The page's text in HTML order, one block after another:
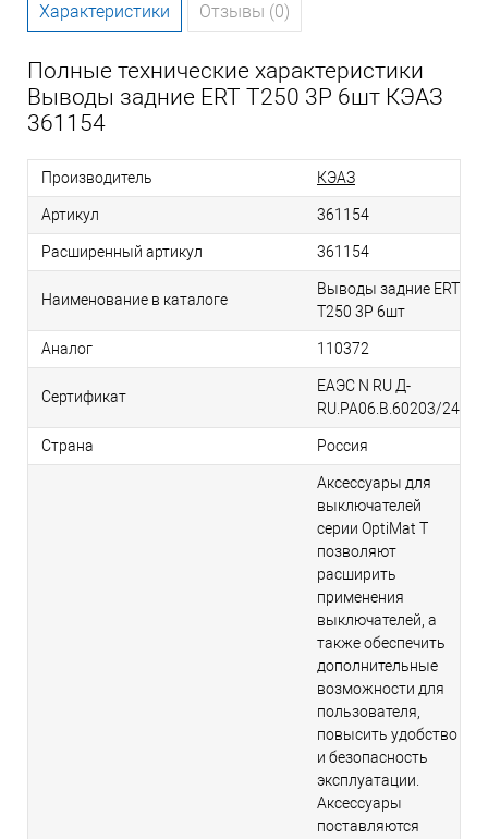
Характеристики Отзывы (0)
Полные технические характеристики
Выводы задние ERT T250 3P 6шт КЭАЗ
361154
Производитель КЭАЗ
Артикул 361154
Расширенный артикул 361154
Наименование в каталоге
Выводы задние ERT
T250 3P 6шт
Аналог 110372
Сертификат
ЕАЭС N RU Д-
RU.РА06.В.60203/24
Страна Россия
Аксессуары для
выключателей
серии OptiMat T
позволяют
расширить
применения
выключателей, а
также обеспечить
дополнительные
возможности для
пользователя,
повысить удобство
и безопасность
эксплуатации.
Аксессуары
поставляются